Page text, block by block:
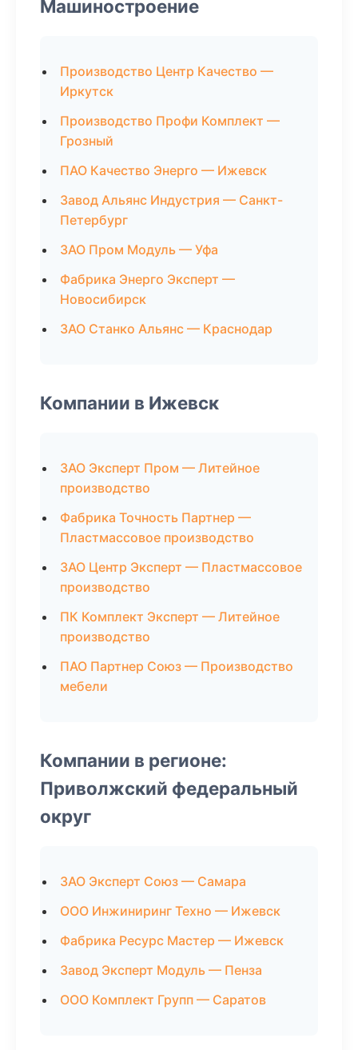
Машиностроение
Производство Центр Качество —
Иркутск
Производство Профи Комплект —
Грозный
ПАО Качество Энерго — Ижевск
Завод Альянс Индустрия — Санкт-
Петербург
ЗАО Пром Модуль — Уфа
Фабрика Энерго Эксперт —
Новосибирск
ЗАО Станко Альянс — Краснодар
Компании в Ижевск
ЗАО Эксперт Пром — Литейное
производство
Фабрика Точность Партнер —
Пластмассовое производство
ЗАО Центр Эксперт — Пластмассовое
производство
ПК Комплект Эксперт — Литейное
производство
ПАО Партнер Союз — Производство
мебели
Компании в регионе:
Приволжский федеральный
округ
ЗАО Эксперт Союз — Самара
ООО Инжиниринг Техно — Ижевск
Фабрика Ресурс Мастер — Ижевск
Завод Эксперт Модуль — Пенза
ООО Комплект Групп — Саратов